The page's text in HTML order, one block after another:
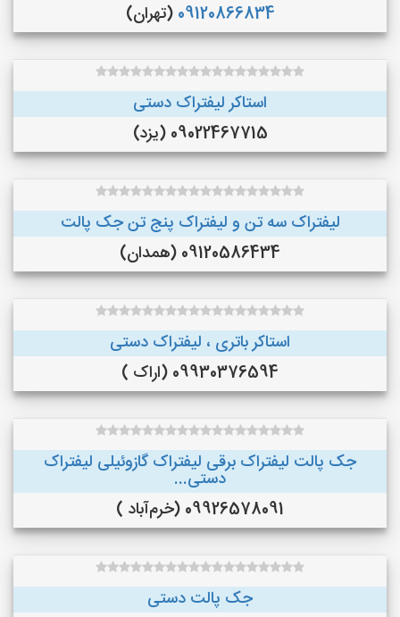
09120866834 (تهران)
استاکر لیفتراک دستی
09022467715 (یزد)
لیفتراک سه تن و لیفتراک پنج تن جک پالت
09120586434 (همدان)
استاکر باتری ، لیفتراک دستی
09930376594 (اراک )
جک پالت لیفتراک برقی لیفتراک گازوئیلی لیفتراک
دستی...
09926578091 (خرم‌آباد )
جک پالت دستی